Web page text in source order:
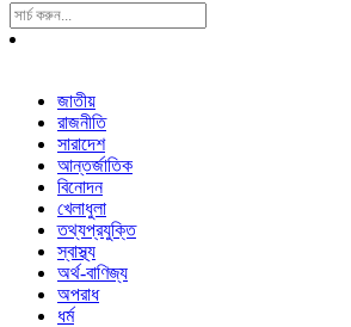
Search
For:
জাতীয়
রাজনীতি
সারাদেশ
আন্তর্জাতিক
বিনোদন
খেলাধুলা
তথ্যপ্রযুক্তি
স্বাস্থ্য
অর্থ-বাণিজ্য
অপরাধ
ধর্ম